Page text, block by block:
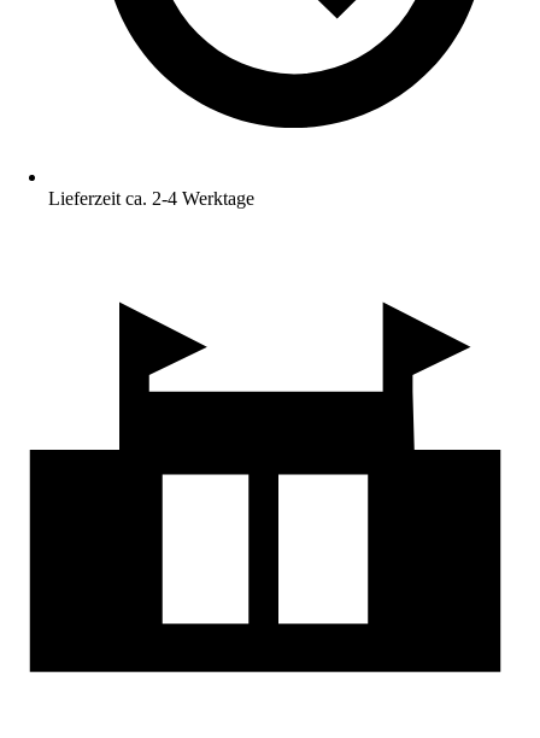
Lieferzeit ca. 2-4 Werktage